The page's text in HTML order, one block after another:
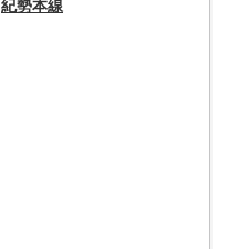
紀勢本線